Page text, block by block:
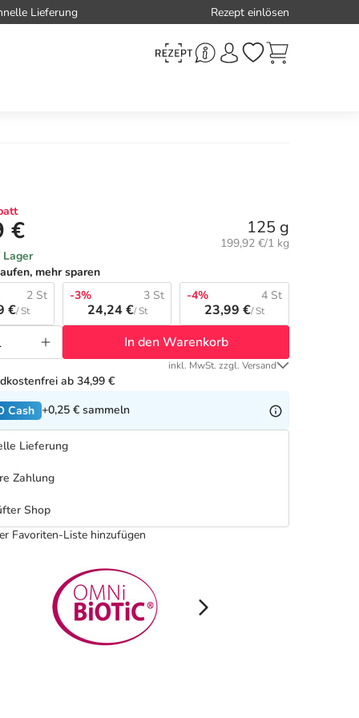
Lieferung Rezept einlösen
€ 125 g
Grundpreis:
199,92 €/1 kg
mehr sparen
2 St
€/ St
-3% 3 St
24,24 €/ St
-4% 4 St
23,99 €/ St
In den Warenkorb
inkl. MwSt. zzgl. Versand
ab 34,99 €
Cash +0,25 € sammeln
Lieferung
Zahlung
Shop
Favoriten-Liste hinzufügen